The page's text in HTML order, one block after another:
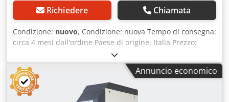
Richiedere Chiamata
Condizione: nuovo, Condizione: nuova Tempo di consegna:
circa 4 mesi dall'ordine Paese di origine: Italia Prezzo:
79.500 € Rata di leasing: 1.502,55 € Forza di pressa: 60 t
Corsa: 500 mm Slitta: 700 x 350 mm Tavola: 700 x 500 mm
Altezza di installazione: 600 mm Sporgenza: 250 mm
Avanzamento rapido: 120 mm/s Velocità ridotta: 38 mm/s
Velocità di lavorazione: 8 mm/s Velocità di ritorno: 58 mm/s
Annuncio economico